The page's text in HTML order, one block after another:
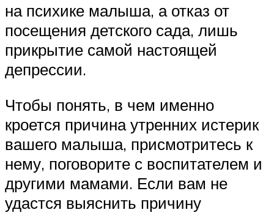
на психике малыша, а отказ от
посещения детского сада, лишь
прикрытие самой настоящей
депрессии.
Чтобы понять, в чем именно
кроется причина утренних истерик
вашего малыша, присмотритесь к
нему, поговорите с воспитателем и
другими мамами. Если вам не
удастся выяснить причину